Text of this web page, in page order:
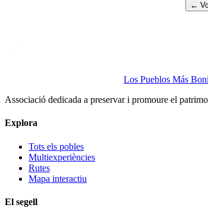
←
Los Pueblos Más
Associació dedicada a preservar i promoure el
Explora
Tots els pobles
Multiexperiències
Rutes
Mapa interactiu
El segell